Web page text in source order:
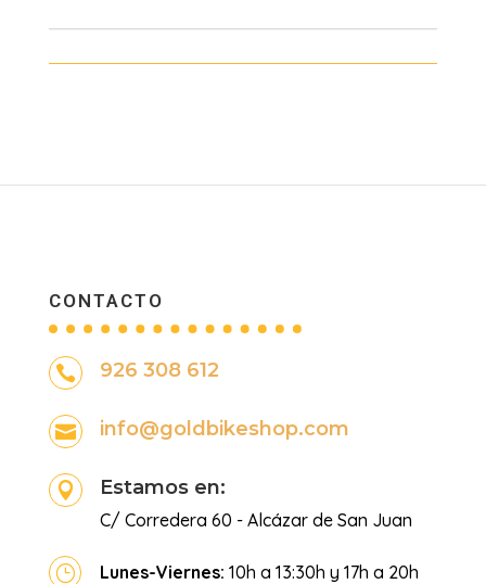
CONTACTO
 926 308 612
 info@goldbikeshop.com
 Estamos en:
C/ Corredera 60 - Alcázar de San Juan
} Lunes-Viernes: 10h a 13:30h y 17h a 20h